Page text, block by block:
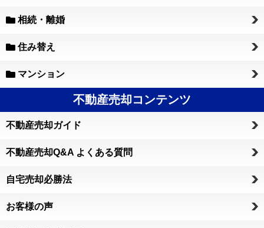
相続・離婚
住み替え
マンション
不動産売却コンテンツ
不動産売却ガイド
不動産売却Q&A よくある質問
自宅売却必勝法
お客様の声